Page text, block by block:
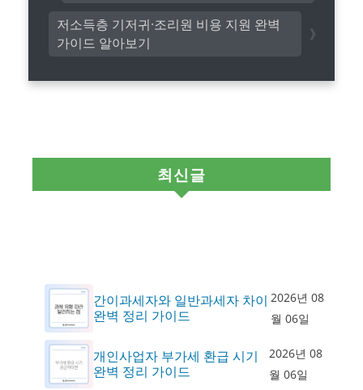
저소득층 기저귀·조리원 비용 지원 완벽
가이드 알아보기
최신글
간이과세자와 일반과세자 차이
완벽 정리 가이드
2026년 08
월 06일
개인사업자 부가세 환급 시기
완벽 정리 가이드
2026년 08
월 06일